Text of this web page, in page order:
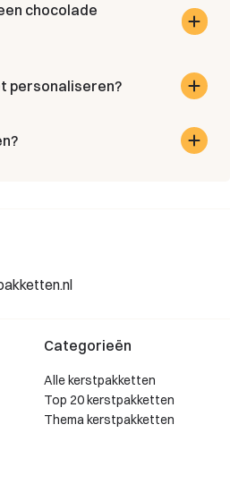
chocolade
personaliseren?
Categorieën
Alle kerstpakketten
Top 20 kerstpakketten
Thema kerstpakketten